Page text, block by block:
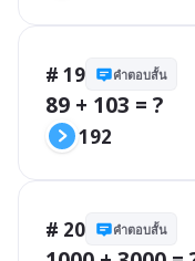
# 19 คำตอบสั้น
89 + 103 = ?
192
# 20 คำตอบสั้น